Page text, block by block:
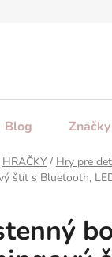
Blog Značky
HRAČKY / Hry pre
štít s Bluetooth,